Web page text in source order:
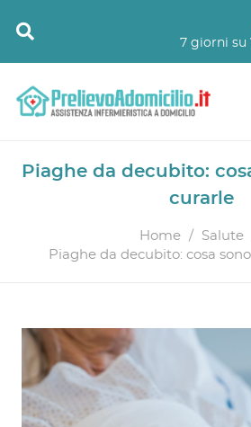
7 giorni su
Piaghe da decubito:
curarle
Home / Salute
Piaghe da decubito: cosa